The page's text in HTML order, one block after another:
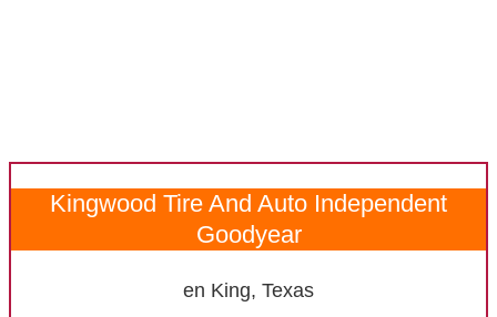
Kingwood Tire And Auto Independent
Goodyear
en King, Texas